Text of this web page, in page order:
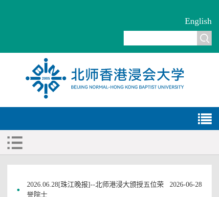
English
2026-06-28
2026.06.28[珠江晚报]--北师港浸大颁授五位荣
誉院士